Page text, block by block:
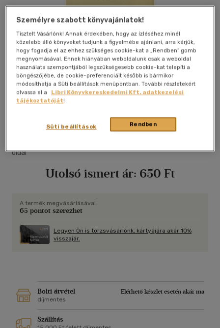
oldal
Utolsó ismert ár: 650 Ft
A termék megvásárlásával
65 pontot szerezhet
Legyen Ön is törzsvásárlónk, kártyájára akár 10%
visszajár.
Bolti átvétel
Elérhető készlet esetén akár ma
díjmentes
Szállítás
Személyre szabott könyvajánlatok!
Tisztelt Vásárlónk! Annak érdekében, hogy az ízléséhez minél
közelebb álló könyveket tudjunk a figyelmébe ajánlani, arra kérjük,
hogy fogadja el az ehhez szükséges cookie-kat a „Rendben” gomb
megnyomásával. Ennek hiányában weboldalunk csak a weboldal
használata szempontjából legszükségesebb cookie-kat telepíti a
böngészőjébe, de cookie-preferenciáit később is bármikor
módosíthatja a Süti beállítások menüpontban. További részletekért
olvassa el a
Libri Könyvkereskedelmi Kft. adatkezelési
tájékoztatóját!
Rendben
Süti beállítások